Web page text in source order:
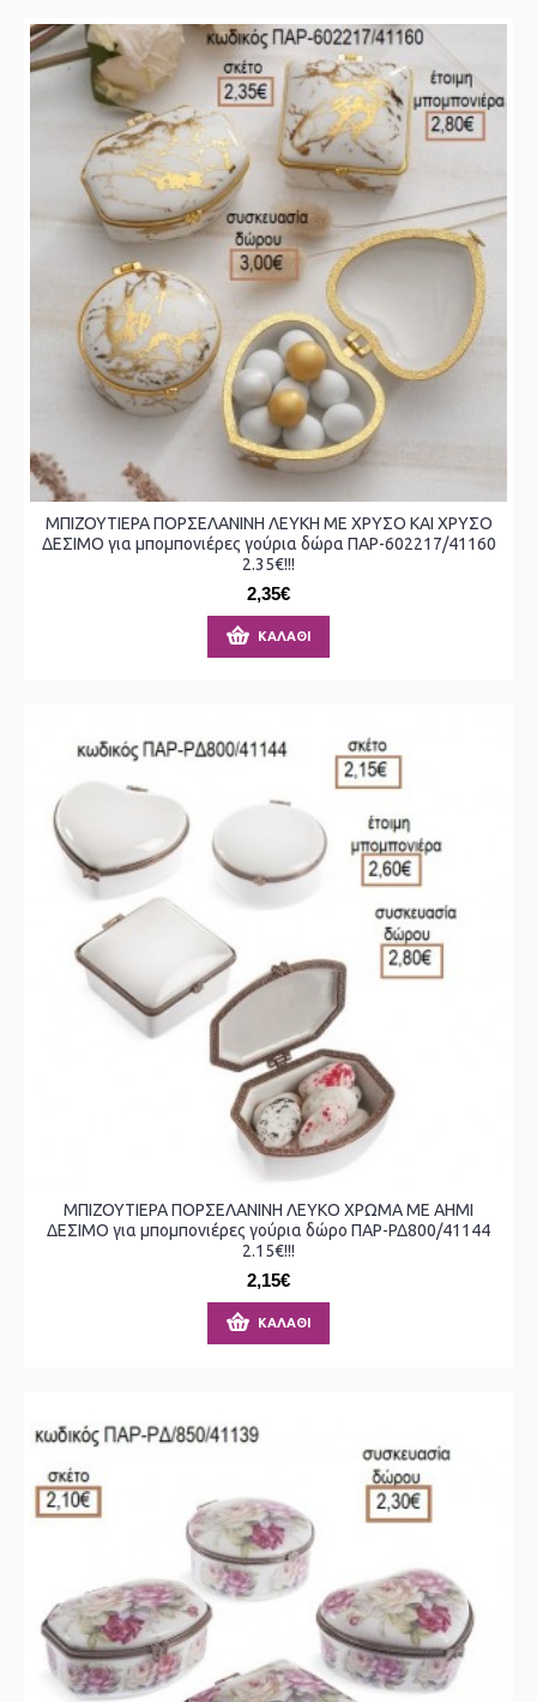
ΜΠΙΖΟΥΤΙΕΡΑ ΠΟΡΣΕΛΑΝΙΝΗ ΛΕΥΚΗ ΜΕ ΧΡΥΣΟ ΚΑΙ ΧΡΥΣΟ
ΔΕΣΙΜΟ για μπομπονιέρες γούρια δώρα ΠΑΡ-602217/41160
2.35€!!!
2,35€
ΚΑΛΆΘΙ
ΜΠΙΖΟΥΤΙΕΡΑ ΠΟΡΣΕΛΑΝΙΝΗ ΛΕΥΚΟ ΧΡΩΜΑ ΜΕ ΑΗΜΙ
ΔΕΣΙΜΟ για μπομπονιέρες γούρια δώρο ΠΑΡ-ΡΔ800/41144
2.15€!!!
2,15€
ΚΑΛΆΘΙ